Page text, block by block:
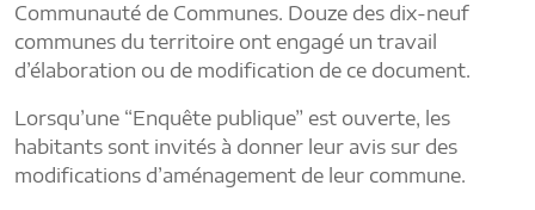
Communauté de Communes. Douze des dix-neuf
communes du territoire ont engagé un travail
d’élaboration ou de modification de ce document.
Lorsqu’une “Enquête publique” est ouverte, les
habitants sont invités à donner leur avis sur des
modifications d’aménagement de leur commune.